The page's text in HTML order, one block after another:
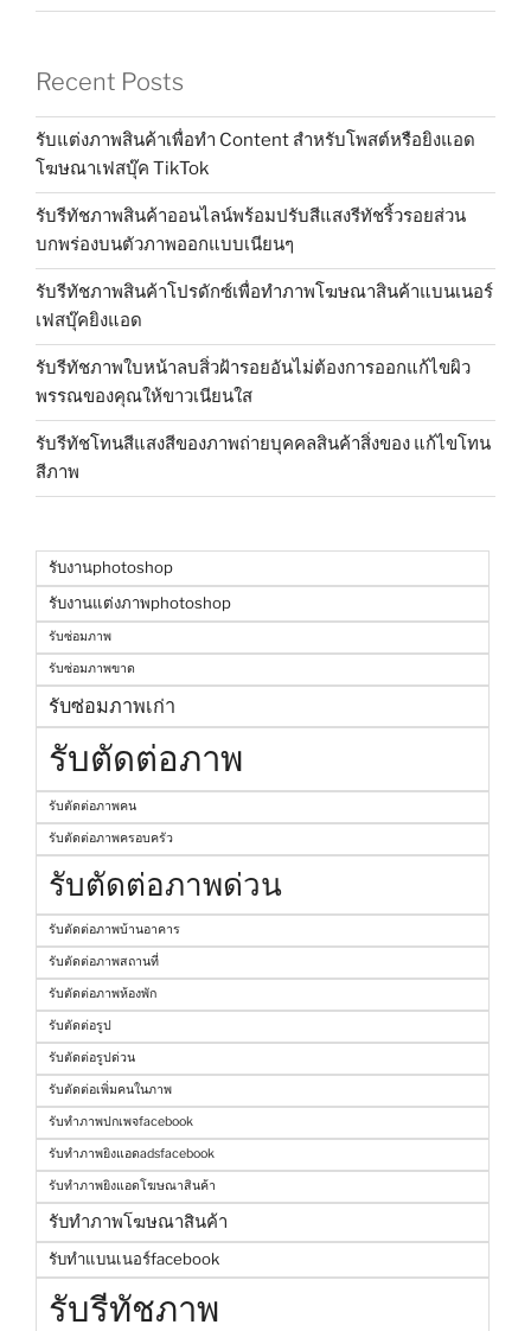
Recent Posts
รับแต่งภาพสินค้าเพื่อทำ Content สำหรับโพสต์หรือยิงแอด
โฆษณาเฟสบุ๊ค TikTok
รับรีทัชภาพสินค้าออนไลน์พร้อมปรับสีแสงรีทัชริ้วรอยส่วน
บกพร่องบนตัวภาพออกแบบเนียนๆ
รับรีทัชภาพสินค้าโปรดักซ์เพื่อทำภาพโฆษณาสินค้าแบนเนอร์
เฟสบุ๊คยิงแอด
รับรีทัชภาพใบหน้าลบสิ่วฝ้ารอยอันไม่ต้องการออกแก้ไขผิว
พรรณของคุณให้ขาวเนียนใส
รับรีทัชโทนสีแสงสีของภาพถ่ายบุคคลสินค้าสิ่งของ แก้ไขโทน
สีภาพ
รับงานphotoshop
รับงานแต่งภาพphotoshop
รับซ่อมภาพ
รับซ่อมภาพขาด
รับซ่อมภาพเก่า
รับตัดต่อภาพ
รับตัดต่อภาพคน
รับตัดต่อภาพครอบครัว
รับตัดต่อภาพด่วน
รับตัดต่อภาพบ้านอาคาร
รับตัดต่อภาพสถานที่
รับตัดต่อภาพห้องพัก
รับตัดต่อรูป
รับตัดต่อรูปด่วน
รับตัดต่อเพิ่มคนในภาพ
รับทำภาพปกเพจfacebook
รับทำภาพยิงแอดadsfacebook
รับทำภาพยิงแอดโฆษณาสินค้า
รับทำภาพโฆษณาสินค้า
รับทำแบนเนอร์facebook
รับรีทัชภาพ